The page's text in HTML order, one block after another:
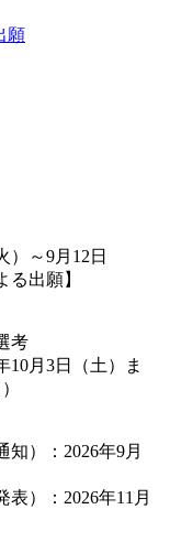
願
）～9月12日
る出願】
考
10月3日（土）ま
知）：2026年9月
表）：2026年11月